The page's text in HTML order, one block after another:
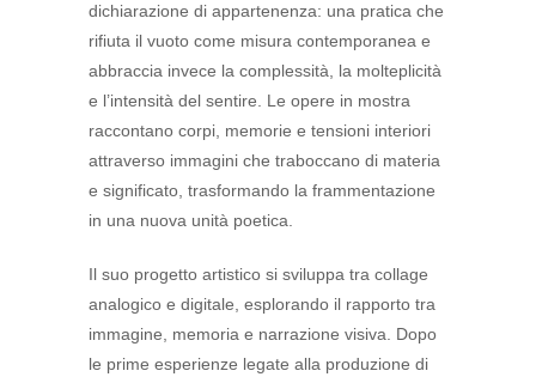
dichiarazione di appartenenza: una pratica che
rifiuta il vuoto come misura contemporanea e
abbraccia invece la complessità, la molteplicità
e l’intensità del sentire. Le opere in mostra
raccontano corpi, memorie e tensioni interiori
attraverso immagini che traboccano di materia
e significato, trasformando la frammentazione
in una nuova unità poetica.
Il suo progetto artistico si sviluppa tra collage
analogico e digitale, esplorando il rapporto tra
immagine, memoria e narrazione visiva. Dopo
le prime esperienze legate alla produzione di